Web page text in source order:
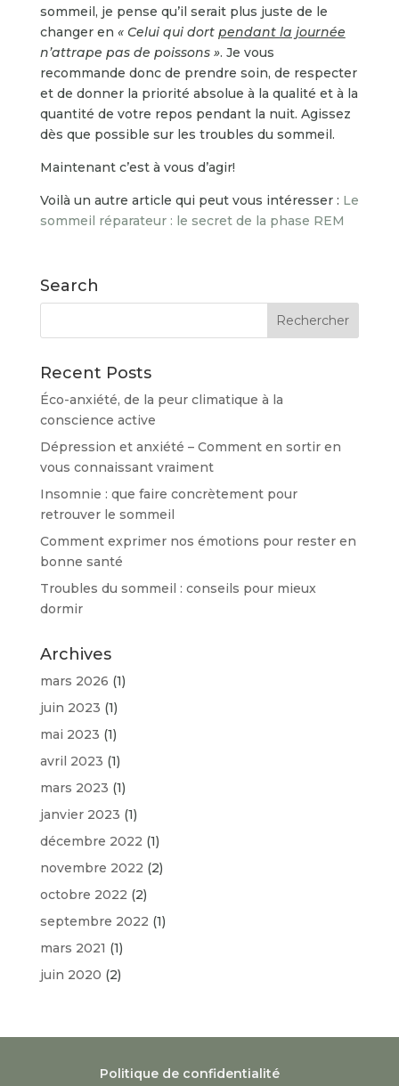
sommeil, je pense qu’il serait plus juste de le
changer en « Celui qui dort pendant la journée
n’attrape pas de poissons ». Je vous
recommande donc de prendre soin, de respecter
et de donner la priorité absolue à la qualité et à la
quantité de votre repos pendant la nuit. Agissez
dès que possible sur les troubles du sommeil.
Maintenant c’est à vous d’agir!
Voilà un autre article qui peut vous intéresser : Le
sommeil réparateur : le secret de la phase REM
Search
Recent Posts
Éco-anxiété, de la peur climatique à la
conscience active
Dépression et anxiété – Comment en sortir en
vous connaissant vraiment
Insomnie : que faire concrètement pour
retrouver le sommeil
Comment exprimer nos émotions pour rester en
bonne santé
Troubles du sommeil : conseils pour mieux
dormir
Archives
mars 2026 (1)
juin 2023 (1)
mai 2023 (1)
avril 2023 (1)
mars 2023 (1)
janvier 2023 (1)
décembre 2022 (1)
novembre 2022 (2)
octobre 2022 (2)
septembre 2022 (1)
mars 2021 (1)
juin 2020 (2)
Politique de confidentialité